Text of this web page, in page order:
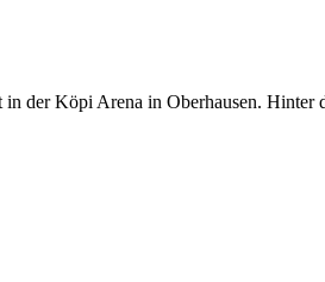
der Köpi Arena in Oberhausen. Hinter